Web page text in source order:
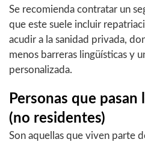
Se recomienda contratar un
que este suele incluir
acudir a la sanidad privada,
menos barreras lingüísticas y
personalizada.
Personas que
(no residentes)
Son aquellas que viven parte